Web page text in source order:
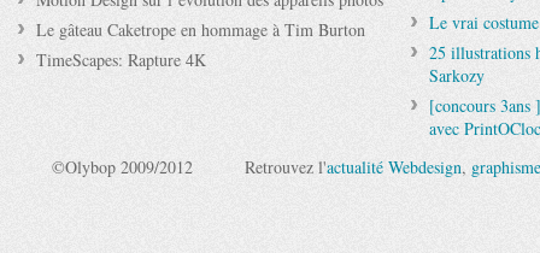
Le gâteau Caketrope en hommage à Tim Burton
TimeScapes: Rapture 4K
Le vrai
25 illustrations
Sarkozy
[concours 3ans
avec
©Olybop 2009/2012
Retrouvez l'actualité Webdesign, graphisme